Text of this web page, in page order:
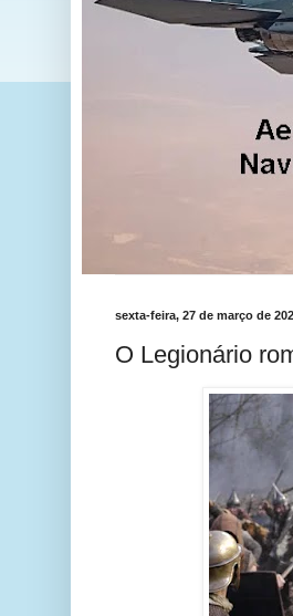
sexta-feira, 27 de março de
O Legionário